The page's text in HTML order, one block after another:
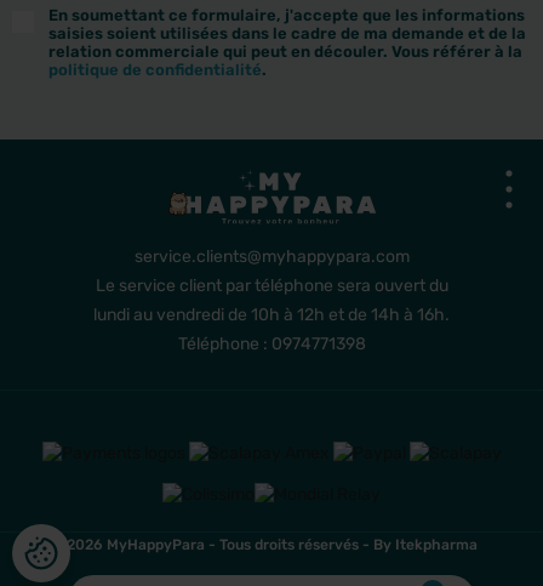
En soumettant ce formulaire, j'accepte que les informations
saisies soient utilisées dans le cadre de ma demande et de la
relation commerciale qui peut en découler. Vous référer à la
politique de confidentialité.
service.clients@myhappypara.com
Le service client par téléphone sera ouvert du
lundi au vendredi de 10h à 12h et de 14h à 16h.
Téléphone : 0974771398
2026 MyHappyPara - Tous droits réservés - By Itekpharma